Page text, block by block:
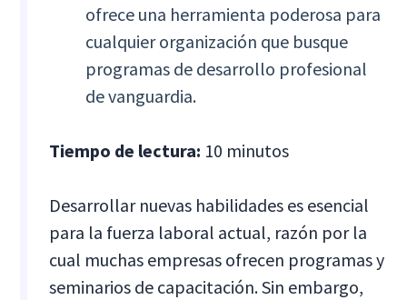
ofrece una herramienta poderosa para
cualquier organización que busque
programas de desarrollo profesional
de vanguardia.
Tiempo de lectura: 10 minutos
Desarrollar nuevas habilidades es esencial
para la fuerza laboral actual, razón por la
cual muchas empresas ofrecen programas y
seminarios de capacitación. Sin embargo,